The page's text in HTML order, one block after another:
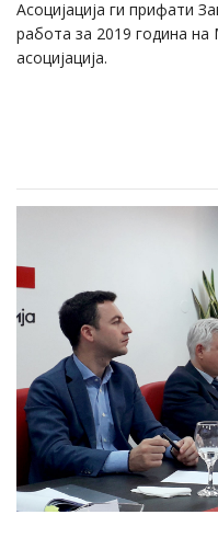
Асоцијација ги прифати
работа за 2019 година на
асоцијација.